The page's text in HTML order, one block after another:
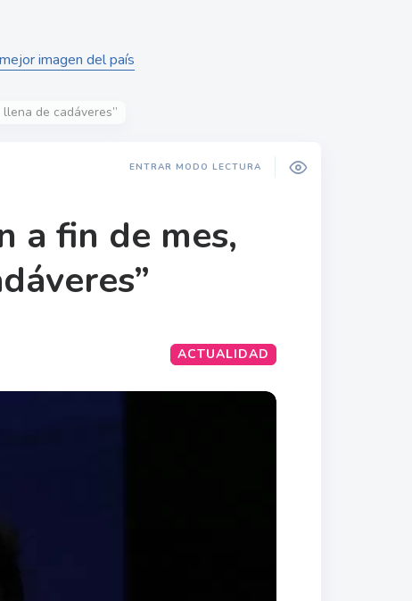
imagen del país
de cadáveres”
ENTRAR MODO LECTURA
a fin de mes,
ACTUALIDAD